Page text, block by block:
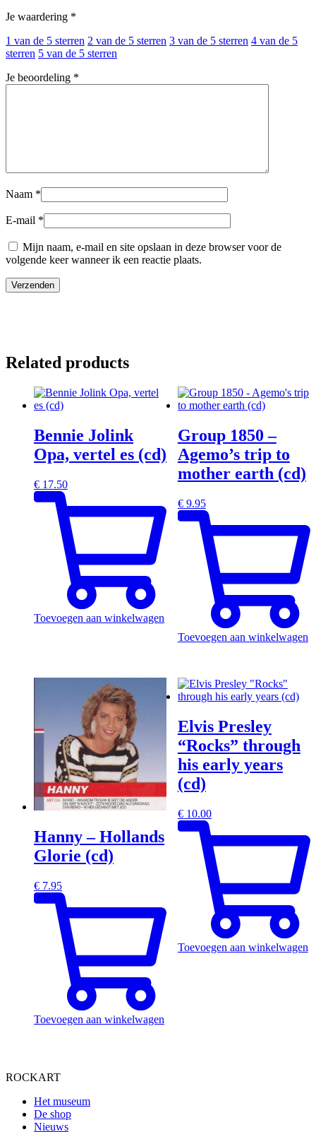
Je waardering *
1 van de 5 sterren 2 van de 5 sterren 3 van de 5 sterren 4 van de 5
sterren 5 van de 5 sterren
Je beoordeling *
Naam *
E-mail *
Mijn naam, e-mail en site opslaan in deze browser voor de
volgende keer wanneer ik een reactie plaats.
Related products
Bennie Jolink
Opa, vertel es (cd)
€ 17.50
Toevoegen aan winkelwagen
Group 1850 –
Agemo’s trip to
mother earth (cd)
€9.95
Toevoegen aan winkelwagen
Hanny – Hollands
Glorie (cd)
€ 7.95
Toevoegen aan winkelwagen
Elvis Presley
“Rocks” through
his early years
(cd)
€10.00
Toevoegen aan winkelwagen
ROCKART
Het museum
De shop
Nieuws